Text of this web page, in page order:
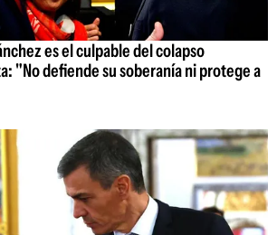
es el culpable del colapso
"No defiende su soberanía ni protege a